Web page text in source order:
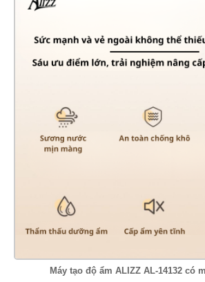
Máy tạo độ ẩm ALIZZ AL-14132 có